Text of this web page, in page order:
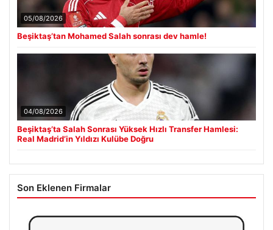
05/08/2026
Beşiktaş’tan Mohamed Salah sonrası dev hamle!
04/08/2026
Beşiktaş’ta Salah Sonrası Yüksek Hızlı Transfer Hamlesi:
Real Madrid’in Yıldızı Kulübe Doğru
Son Eklenen Firmalar